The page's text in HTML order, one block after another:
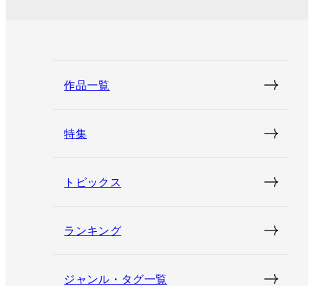
作品一覧
特集
トピックス
ランキング
ジャンル・タグ一覧